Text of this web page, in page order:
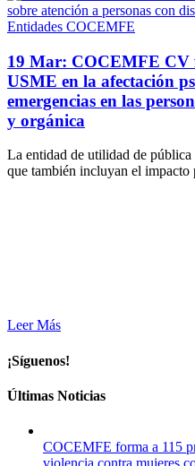
Entidades COCEMFE
19 Mar: COCEMFE CV
USME en la afectación
emergencias en las
y orgánica
La entidad de utilidad de
que también incluyan el
Leer Más
¡Síguenos!
Últimas Noticias
COCEMFE forma a 115